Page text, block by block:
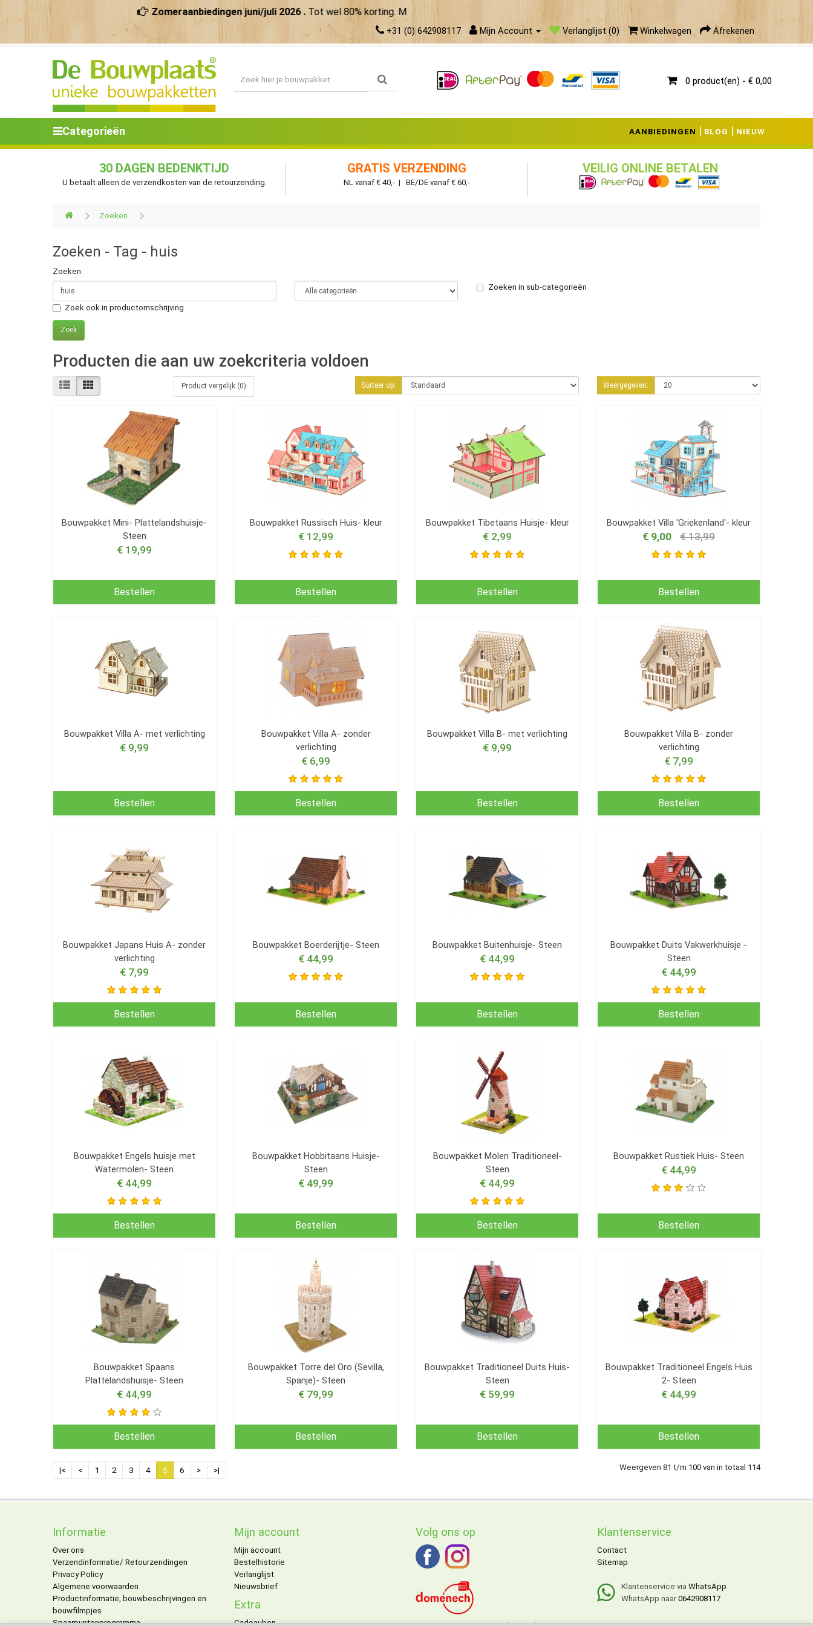
Zomeraanbiedingen juni/juli 2026 .Tot wel 80% korting. Maak meer van je zomer!
+31 (0) 642908117 Mijn Account Verlanglijst (0) Winkelwagen Afrekenen
0 product(en) - € 0,00
Categorieën AANBIEDINGEN | BLOG | NIEUW
30 DAGEN BEDENKTIJD
U betaalt alleen de verzendkosten van de retourzending.
GRATIS VERZENDING
NL vanaf € 40,- | BE/DE vanaf € 60,-
VEILIG ONLINE BETALEN
Zoeken
Zoeken - Tag - huis
Zoeken:
Zoeken in sub-categorieën
Zoek ook in productomschrijving
Producten die aan uw zoekcriteria voldoen
Product vergelijk (0) Sorteer op: Weergegeven:
Bouwpakket Mini- Plattelandshuisje-
Steen
€ 19,99
Bestellen
Bouwpakket Russisch Huis- kleur
€ 12,99
Bestellen
Bouwpakket Tibetaans Huisje- kleur
€ 2,99
Bestellen
Bouwpakket Villa 'Griekenland'- kleur
€ 9,00 € 13,99
Bestellen
Bouwpakket Villa A- met verlichting
€ 9,99
Bestellen
Bouwpakket Villa A- zonder
verlichting
€ 6,99
Bestellen
Bouwpakket Villa B- met verlichting
€ 9,99
Bestellen
Bouwpakket Villa B- zonder
verlichting
€ 7,99
Bestellen
Bouwpakket Japans Huis A- zonder
verlichting
€ 7,99
Bestellen
Bouwpakket Boerderijtje- Steen
€ 44,99
Bestellen
Bouwpakket Buitenhuisje- Steen
€ 44,99
Bestellen
Bouwpakket Duits Vakwerkhuisje -
Steen
€ 44,99
Bestellen
Bouwpakket Engels huisje met
Watermolen- Steen
€ 44,99
Bestellen
Bouwpakket Hobbitaans Huisje-
Steen
€ 49,99
Bestellen
Bouwpakket Molen Traditioneel-
Steen
€ 44,99
Bestellen
Bouwpakket Rustiek Huis- Steen
€ 44,99
Bestellen
Bouwpakket Spaans
Plattelandshuisje- Steen
€ 44,99
Bestellen
Bouwpakket Torre del Oro (Sevilla,
Spanje)- Steen
€ 79,99
Bestellen
Bouwpakket Traditioneel Duits Huis-
Steen
€ 59,99
Bestellen
Bouwpakket Traditioneel Engels Huis
2- Steen
€ 44,99
Bestellen
|< < 1 2 3 4 5 6 > >| Weergeven 81 t/m 100 van in totaal 114
Informatie
Over ons
Verzendinformatie/ Retourzendingen
Privacy Policy
Algemene voorwaarden
Productinformatie, bouwbeschrijvingen en
bouwfilmpjes
Spaarpuntenprogramma
Mijn account
Mijn account
Bestelhistorie
Verlanglijst
Nieuwsbrief
Extra
Cadeaubon
Volg ons op Klantenservice
Contact
Sitemap
Klantenservice via WhatsApp
WhatsApp naar0642908117